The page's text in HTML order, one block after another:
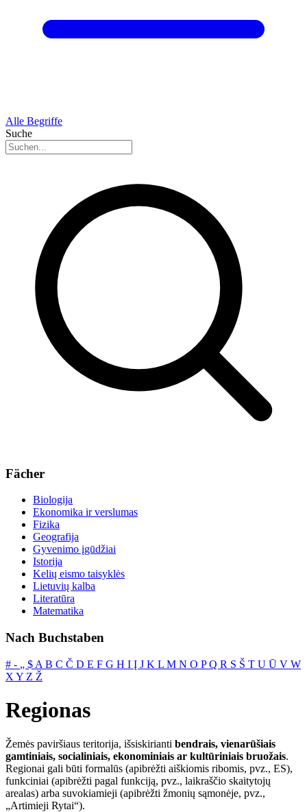
Alle Begriffe
Suche
Fächer
Biologija
Ekonomika ir verslumas
Fizika
Geografija
Gyvenimo įgūdžiai
Istorija
Kelių eismo taisyklės
Lietuvių kalba
Literatūra
Matematika
Nach Buchstaben
# ‐ „ $ A B C Č D E F G H I Į J K L M N O PQ R S Š T U Ū V W
X Y Z Ž
Regionas
Žemės paviršiaus teritorija, išsiskirianti bendrais, vienarūšiais
gamtiniais, socialiniais, ekonominiais ar kultūriniais bruožais.
Regionai gali būti formalūs (apibrėžti aiškiomis ribomis, pvz., ES),
funkciniai (apibrėžti pagal funkciją, pvz., laikraščio skaitytojų
arealas) arba suvokiamieji (apibrėžti žmonių sąmonėje, pvz.,
„Artimieji Rytai“).